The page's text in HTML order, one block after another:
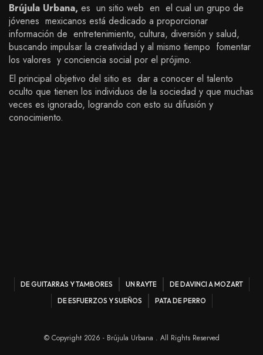
Brújula Urbana, es un sitio web en el cual un grupo de
jóvenes mexicanos está dedicado a proporcionar
información de entretenimiento, cultura, diversión y salud,
buscando impulsar la creatividad y al mismo tiempo fomentar
los valores y conciencia social por el prójimo.
El principal objetivo del sitio es dar a conocer el talento
oculto que tienen los individuos de la sociedad y que muchas
veces es ignorado, logrando con esto su difusión y
conocimiento.
DE GUITARRAS Y TAMBORES UN RAYTE
DE DAVINCI A MOZART
DE ESFUERZOS Y SUEÑOS
PATA DE PERRO
© Copyright 2026 - Brújula Urbana . All Rights Reserved